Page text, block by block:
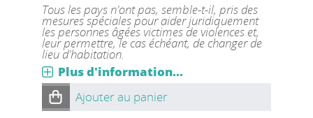
Tous les pays n'ont pas, semble-t-il, pris des
mesures spéciales pour aider juridiquement
les personnes âgées victimes de violences et,
leur permettre, le cas échéant, de changer de
lieu d'habitation.
Plus d'information...
Ajouter au panier